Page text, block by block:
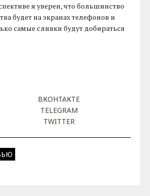
я уверен, что большинство
будет на экранах телефонов и
самые сливки будут добираться
ВКОНТАКТЕ
TELEGRAM
TWITTER